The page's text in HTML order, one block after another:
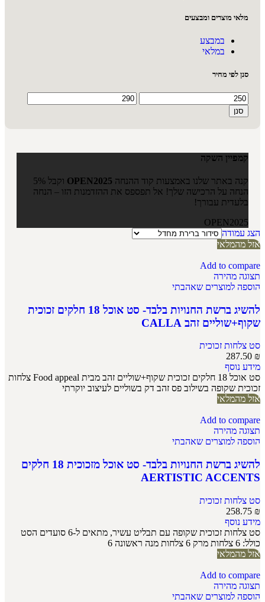
מלאי מוצרים ומבצעים
במבצע
במלאי
סנן לפי מחיר
סנן
קמפיין השקה
קנה באתר שלנו באמצעות קוד ההנחה OPEN2025
וקבל 5%
הנחה על הרכישה שלך! אל תפספס את ההזדמנות הזו – הנחה
בלעדית עבורך!
OPEN2025
הצג עמודה
אזל מהמלאי
Add to compare
תצוגה מהירה
הוספה למוצרים שאהבתי
להשיג ברשת החנויות בלבד- סט אוכל 18 חלקים זכוכית
שקוף+שוליים זהב CALLA
סט צלחות זכוכית
287.50 ₪
מידע נוסף
סט אוכל 18 חלקים זכוכית שקוף+שוליים זהב מבית Food appeal צלחות
זכוכית שקופה בשילוב פס זהב דק בשוליים לעיצוב יוקרתי
אזל מהמלאי
Add to compare
תצוגה מהירה
הוספה למוצרים שאהבתי
להשיג ברשת החנויות בלבד- סט אוכל מזכוכית 18 חלקים
AERTISTIC ACCENTS
סט צלחות זכוכית
258.75 ₪
מידע נוסף
סט צלחות זכוכית שקופה עם תבליט עשיר, מתאים ל-6 סועדים הסט
כולל: 6 צלחות מרק 6 צלחות מנה ראשונה 6
אזל מהמלאי
Add to compare
תצוגה מהירה
הוספה למוצרים שאהבתי